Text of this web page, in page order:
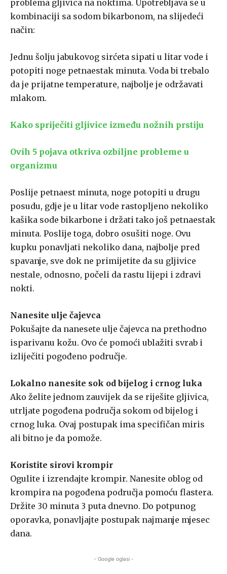
problema gljivica na noktima. Upotrebljava se u
kombinaciji sa sodom bikarbonom, na slijedeći
način:
Jednu šolju jabukovog sirćeta sipati u litar vode i
potopiti noge petnaestak minuta. Voda bi trebalo
da je prijatne temperature, najbolje je održavati
mlakom.
Kako spriječiti gljivice između nožnih prstiju
Ovih 5 pojava otkriva ozbiljne probleme u
organizmu
Poslije petnaest minuta, noge potopiti u drugu
posudu, gdje je u litar vode rastopljeno nekoliko
kašika sode bikarbone i držati tako još petnaestak
minuta. Poslije toga, dobro osušiti noge. Ovu
kupku ponavljati nekoliko dana, najbolje pred
spavanje, sve dok ne primijetite da su gljivice
nestale, odnosno, počeli da rastu lijepi i zdravi
nokti.
Nanesite ulje čajevca
Pokušajte da nanesete ulje čajevca na prethodno
isparivanu kožu. Ovo će pomoći ublažiti svrab i
izliječiti pogođeno područje.
Lokalno nanesite sok od bijelog i crnog luka
Ako želite jednom zauvijek da se riješite gljivica,
utrljate pogođena područja sokom od bijelog i
crnog luka. Ovaj postupak ima specifičan miris
ali bitno je da pomože.
Koristite sirovi krompir
Ogulite i izrendajte krompir. Nanesite oblog od
krompira na pogođena područja pomoću flastera.
Držite 30 minuta 3 puta dnevno. Do potpunog
oporavka, ponavljajte postupak najmanje mjesec
dana.
- Google oglasi -